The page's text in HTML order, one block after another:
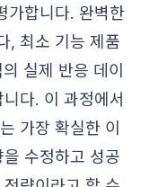
가합니다. 완벽한
, 최소 기능 제품
실제 반응 데이
다. 이 과정에서
가장 확실한 이
수정하고 성공